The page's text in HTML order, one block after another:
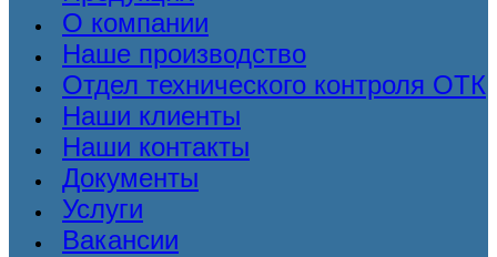
О компании
Наше производство
Отдел технического контроля ОТК
Наши клиенты
Наши контакты
Документы
Услуги
Вакансии